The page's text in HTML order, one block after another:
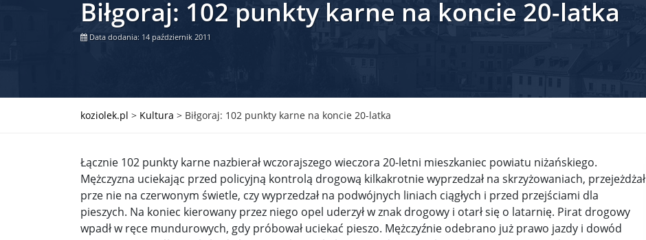
Władimir Putin po ultimatum Donalda Trumpa: Ukrain ... TSUE uderza w plan Giorgii Meloni, by odsyłać imig ...
Były prezydent Korei Płd. nie dał się przesłuchać. ... Nieznane tajemnice Powstania Warszawskiego. Jan Oł ...
Pierwszy kraj UE zakazuje eksportu broni do Izrael ... Donald Trump zaostrza wojnę celną z Kanadą. Biały ...
Okrągły stół na Białorusi? Przeciwnicy Łukaszenki ... Demokraci uczą się nowego języka. Wzorują się na D ...
Grażyna Torbicka: Kocham kino, ale kocham też teat ... Sondaż: Czy Powstanie Warszawskie było potrzebne i ...
Biłgoraj: 102 punkty karne na koncie 20-latka
Data dodania: 14 październik 2011
koziolek.pl > Kultura > Biłgoraj: 102 punkty karne na koncie 20-latka
Łącznie 102 punkty karne nazbierał wczorajszego wieczora 20-letni mieszkaniec powiatu niżańskiego.
Mężczyzna uciekając przed policyjną kontrolą drogową kilkakrotnie wyprzedzał na skrzyżowaniach, przejeżdżał
prze nie na czerwonym świetle, czy wyprzedzał na podwójnych liniach ciągłych i przed przejściami dla
pieszych. Na koniec kierowany przez niego opel uderzył w znak drogowy i otarł się o latarnię. Pirat drogowy
wpadł w ręce mundurowych, gdy próbował uciekać pieszo. Mężczyźnie odebrano już prawo jazdy i dowód